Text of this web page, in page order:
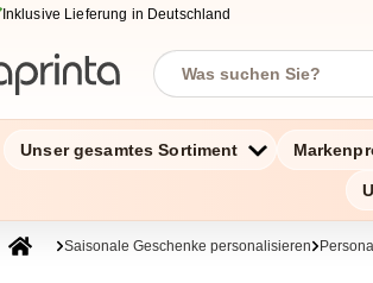
Inklusive Lieferung in Deutschland
Unser gesamtes Sortiment
Saisonale Geschenke personalisieren